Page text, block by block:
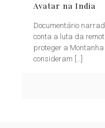
Avatar na India
Documentário
conta a luta da
proteger a
consideram […]